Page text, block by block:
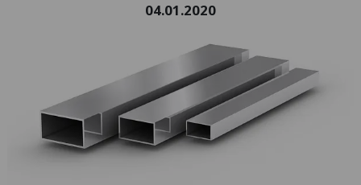
04.01.2020